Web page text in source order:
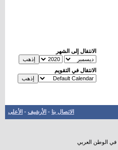
الانتقال إلى الشهر
الانتقال في التقويم
الاتصال بنا - الأرشيف - الأعلى
في الوطن العربي